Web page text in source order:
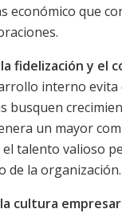
económico que
fidelización y el
interno evita
busquen
un mayor
talento valioso
de la organización.
cultura